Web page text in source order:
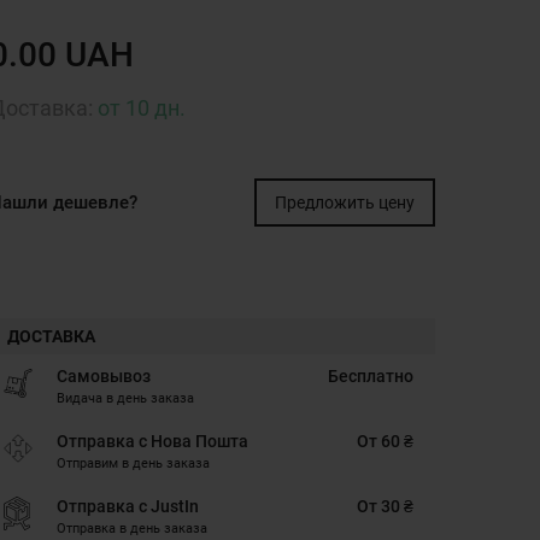
UAH
от 10 дн.
дешевле? Предложить цену
ДОСТАВКА
Самовывоз
Видача в день заказа
Бесплатно
Отправка с Нова Пошта
Отправим в день заказа
От 60 ₴
Отправка с JustIn
Отправка в день заказа
От 30 ₴